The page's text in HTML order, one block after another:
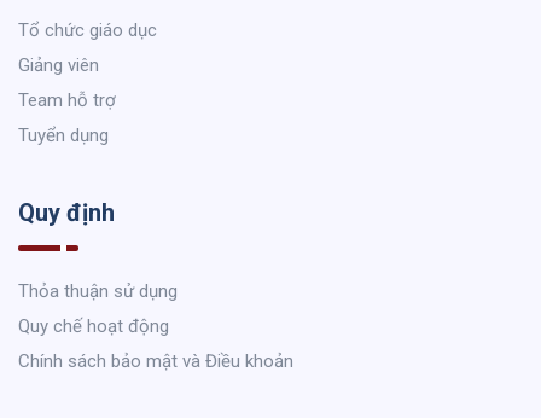
Tổ chức giáo dục
Giảng viên
Team hỗ trợ
Tuyển dụng
Quy định
Thỏa thuận sử dụng
Quy chế hoạt động
Chính sách bảo mật và Điều khoản